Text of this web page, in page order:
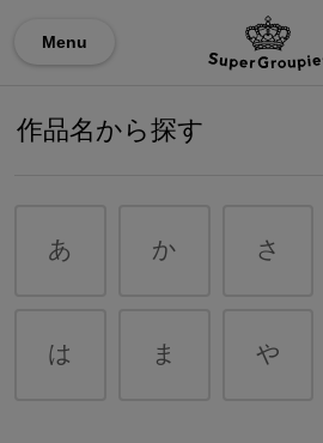
Menu
作品名から探す
あ か さ
は ま や